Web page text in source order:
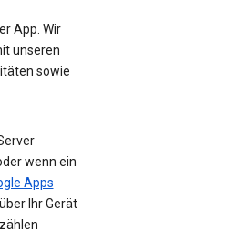
App. Wir
unseren
sowie
wenn ein
Apps
Ihr Gerät